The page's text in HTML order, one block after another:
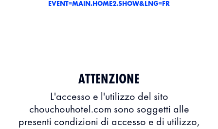
EVENT=MAIN.HOME2.SHOW&LNG=FR
ATTENZIONE
L'accesso e l'utilizzo del sito
chouchouhotel.com sono soggetti alle
presenti condizioni di accesso e di utilizzo,